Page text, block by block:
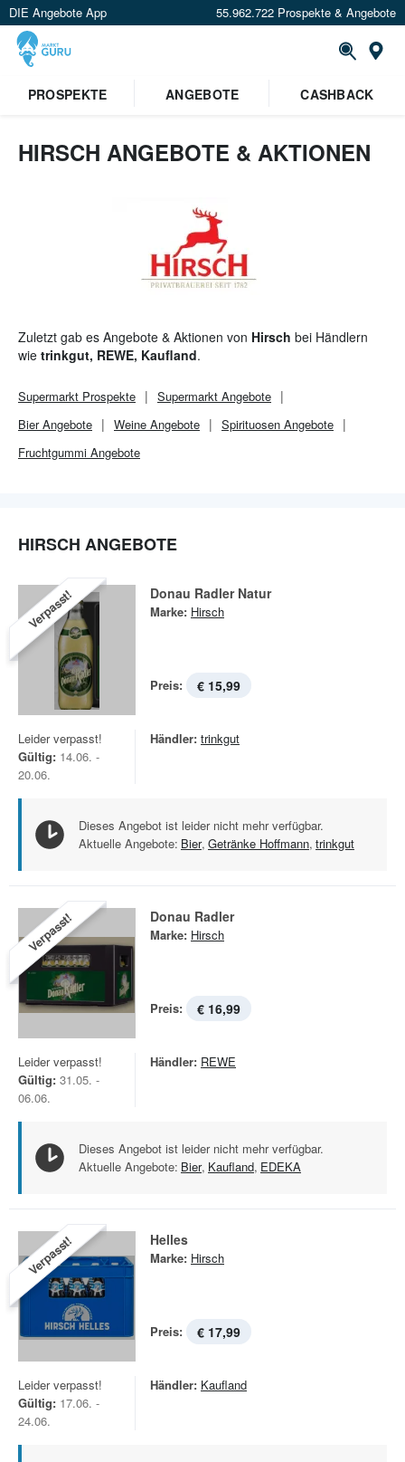
DIE Angebote App 55.962.722 Prospekte & Angebote
PROSPEKTE ANGEBOTE CASHBACK
HIRSCH ANGEBOTE & AKTIONEN
Zuletzt gab es Angebote & Aktionen von Hirsch bei Händlern
wie trinkgut, REWE, Kaufland.
Supermarkt Prospekte Supermarkt Angebote
Bier Angebote
Weine Angebote
Spirituosen Angebote
Fruchtgummi Angebote
HIRSCH ANGEBOTE
Verpasst! Donau Radler Natur
Marke: Hirsch
Preis: € 15,99
Leider verpasst!
Gültig: 14.06. -
20.06.
Händler: trinkgut
Dieses Angebot ist leider nicht mehr verfügbar.
Aktuelle Angebote: Bier, Getränke Hoffmann, trinkgut
Verpasst! Donau Radler
Marke: Hirsch
Preis: € 16,99
Leider verpasst!
Gültig: 31.05. -
06.06.
Händler: REWE
Dieses Angebot ist leider nicht mehr verfügbar.
Aktuelle Angebote: Bier, Kaufland, EDEKA
Verpasst! Helles
Marke: Hirsch
Preis: € 17,99
Leider verpasst!
Gültig: 17.06. -
24.06.
Händler: Kaufland